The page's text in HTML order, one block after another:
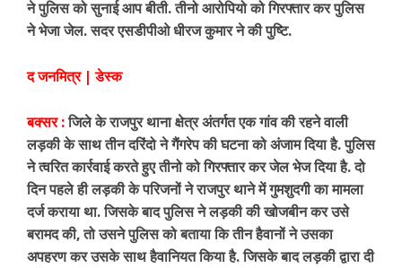
ने पुलिस को सुनाई आप बीती. तीनो आरोपियो को गिरफ्तार कर पुलिस
ने भेजा जेल. सदर एसडीपीओ धीरज कुमार ने की पुष्टि.
द जनमित्र | डेस्क
बक्सर :जिले के राजपुर थाना क्षेत्र अंतर्गत एक गांव की रहने वाली
लड़की के साथ तीन दरिंदो ने गैंगरेप की घटना को अंजाम दिया है. पुलिस
ने त्वरित कार्रवाई करते हुए तीनो को गिरफ्तार कर जेल भेज दिया है. दो
दिन पहले ही लड़की के परिजनों ने राजपुर थाने में गुमशुदगी का मामला
दर्ज कराया था. जिसके बाद पुलिस ने लड़की की खोजबीन कर उसे
बरामद की, तो उसने पुलिस को बताया कि तीन हैवानों ने उसका
अपहरण कर उसके साथ हैवानियत किया है. जिसके बाद लड़की द्वारा दी